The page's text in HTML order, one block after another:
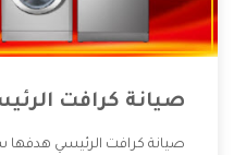
صيانة كرافت
صيانة كرافت الرئيسي هدفها